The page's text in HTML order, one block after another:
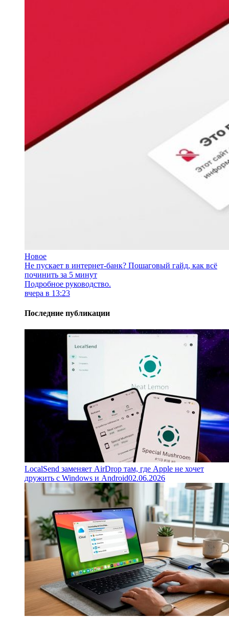
Новое
Не пускает в интернет-банк? Пошаговый гайд, как всё
починить за 5 минут
Подробное руководство.
вчера в 13:23
Последние публикации
LocalSend заменяет AirDrop там, где Apple не хочет
дружить с Windows и Android02.06.2026